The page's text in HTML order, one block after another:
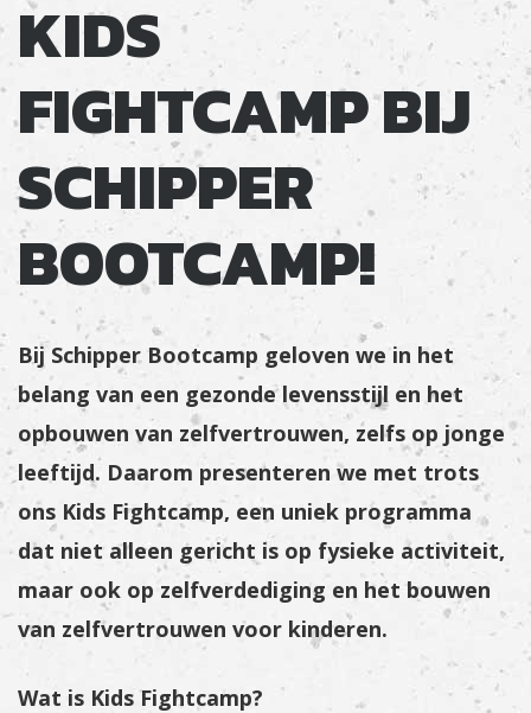
KIDS
FIGHTCAMP BIJ
SCHIPPER
BOOTCAMP!
Bij Schipper Bootcamp geloven we in het
belang van een gezonde levensstijl en het
opbouwen van zelfvertrouwen, zelfs op jonge
leeftijd. Daarom presenteren we met trots
ons Kids Fightcamp, een uniek programma
dat niet alleen gericht is op fysieke activiteit,
maar ook op zelfverdediging en het bouwen
van zelfvertrouwen voor kinderen.
Wat is Kids Fightcamp?